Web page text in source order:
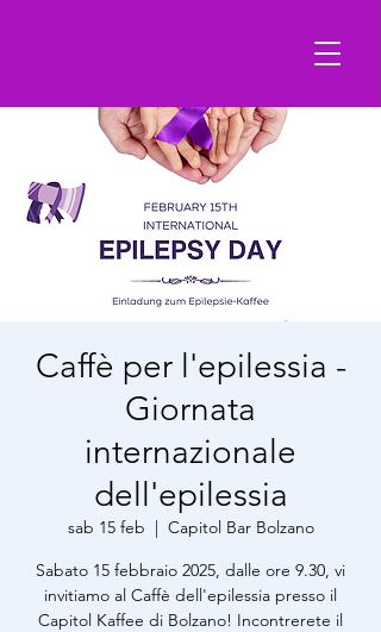
Caffè per l'epilessia -
Giornata
internazionale
dell'epilessia
sab 15 feb
  |
Capitol Bar Bolzano
Sabato 15 febbraio 2025, dalle ore 9.30, vi
invitiamo al Caffè dell'epilessia presso il
Capitol Kaffee di Bolzano! Incontrerete il